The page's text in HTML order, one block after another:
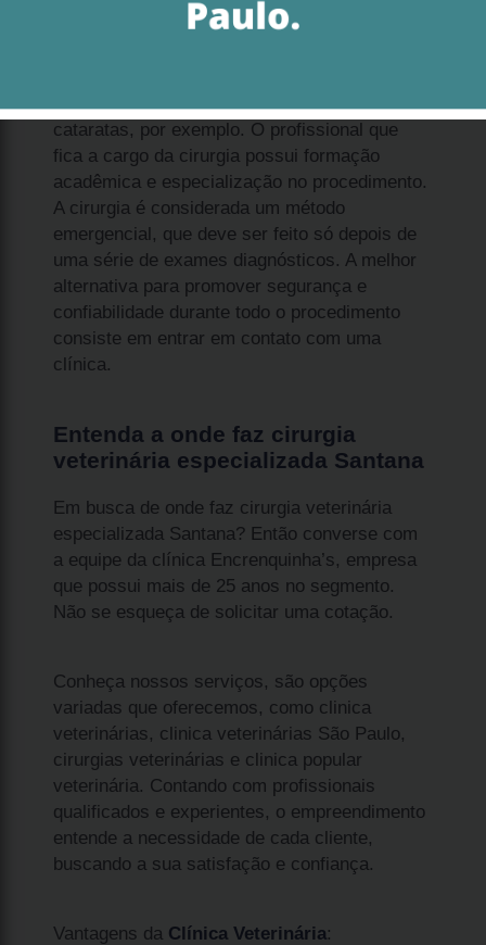
cataratas, por exemplo. O profissional que
fica a cargo da cirurgia possui formação
acadêmica e especialização no procedimento.
A cirurgia é considerada um método
emergencial, que deve ser feito só depois de
uma série de exames diagnósticos. A melhor
alternativa para promover segurança e
confiabilidade durante todo o procedimento
consiste em entrar em contato com uma
clínica.
Entenda a onde faz cirurgia
veterinária especializada Santana
Em busca de onde faz cirurgia veterinária
especializada Santana? Então converse com
a equipe da clínica Encrenquinha’s, empresa
que possui mais de 25 anos no segmento.
Não se esqueça de solicitar uma cotação.
Conheça nossos serviços, são opções
variadas que oferecemos, como clinica
veterinárias, clinica veterinárias São Paulo,
cirurgias veterinárias e clinica popular
veterinária. Contando com profissionais
qualificados e experientes, o empreendimento
entende a necessidade de cada cliente,
buscando a sua satisfação e confiança.
Vantagens da Clínica Veterinária: